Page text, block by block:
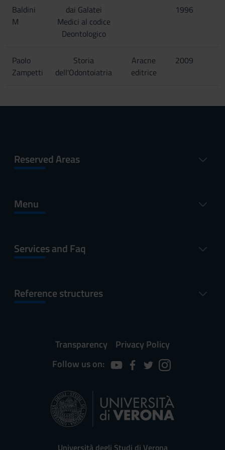
Baldini
M
dai Galatei
Medici al codice
Deontologico
1996
Paolo
Zampetti
Storia
dell'Odontoiatria
Aracne
editrice
2009
Reserved Areas
Menu
Services and Faq
Reference structures
Transparency
Privacy Policy
Follow us on:
Università degli Studi di Verona